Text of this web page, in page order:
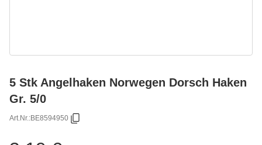
5 Stk Angelhaken Norwegen Dorsch Haken
Gr. 5/0
Art.Nr.:BE8594950